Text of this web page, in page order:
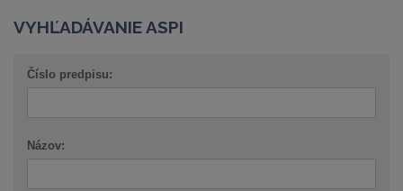
VYHĽADÁVANIE ASPI
Číslo predpisu:
Názov: